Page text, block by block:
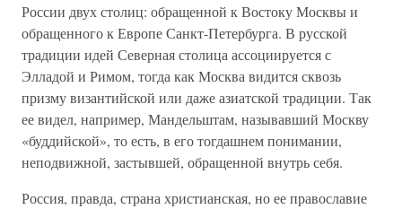
России двух столиц: обращенной к Востоку Москвы и
обращенного к Европе Санкт-Петербурга. В русской
традиции идей Северная столица ассоциируется с
Элладой и Римом, тогда как Москва видится сквозь
призму византийской или даже азиатской традиции. Так
ее видел, например, Мандельштам, называвший Москву
«буддийской», то есть, в его тогдашнем понимании,
неподвижной, застывшей, обращенной внутрь себя.
Россия, правда, страна христианская, но ее православие